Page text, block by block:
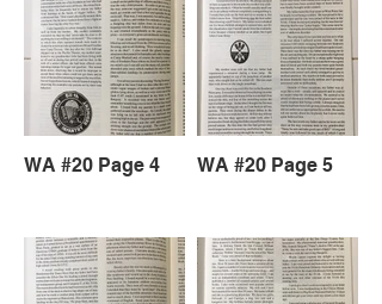
WA #20 Page 4 WA #20 Page 5